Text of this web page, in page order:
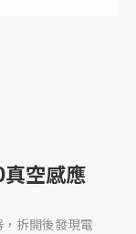
空感應
拆開後發現電